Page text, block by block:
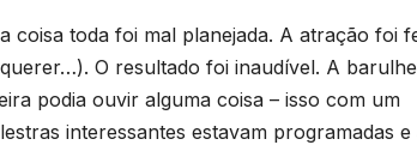
coisa toda foi mal planejada. A atração foi
O resultado foi inaudível. A
podia ouvir alguma coisa – isso com um
interessantes estavam programadas e